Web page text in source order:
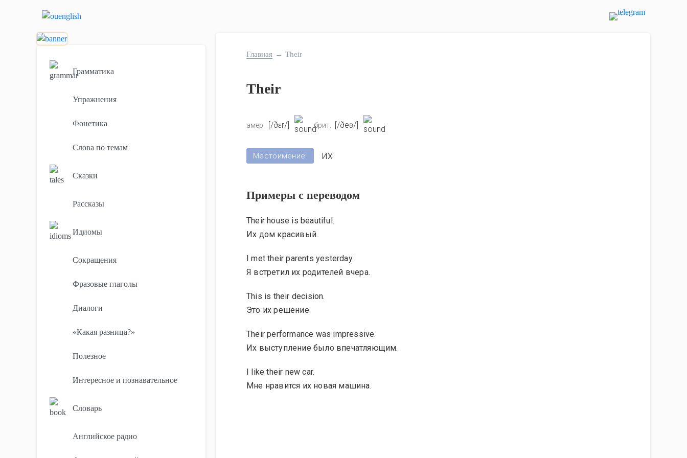
Главная → Their
Their
амер. [/ðɛr/] брит. [/ðeə/]
Местоимение: их
Примеры с переводом
Their house is beautiful.
Их дом красивый.
I met their parents yesterday.
Я встретил их родителей вчера.
This is their decision.
Это их решение.
Their performance was impressive.
Их выступление было впечатляющим.
I like their new car.
Мне нравится их новая машина.
Грамматика
Упражнения
Фонетика
Слова по темам
Сказки
Рассказы
Идиомы
Сокращения
Фразовые глаголы
Диалоги
«Какая разница?»
Полезное
Интересное и познавательное
Словарь
Английское радио